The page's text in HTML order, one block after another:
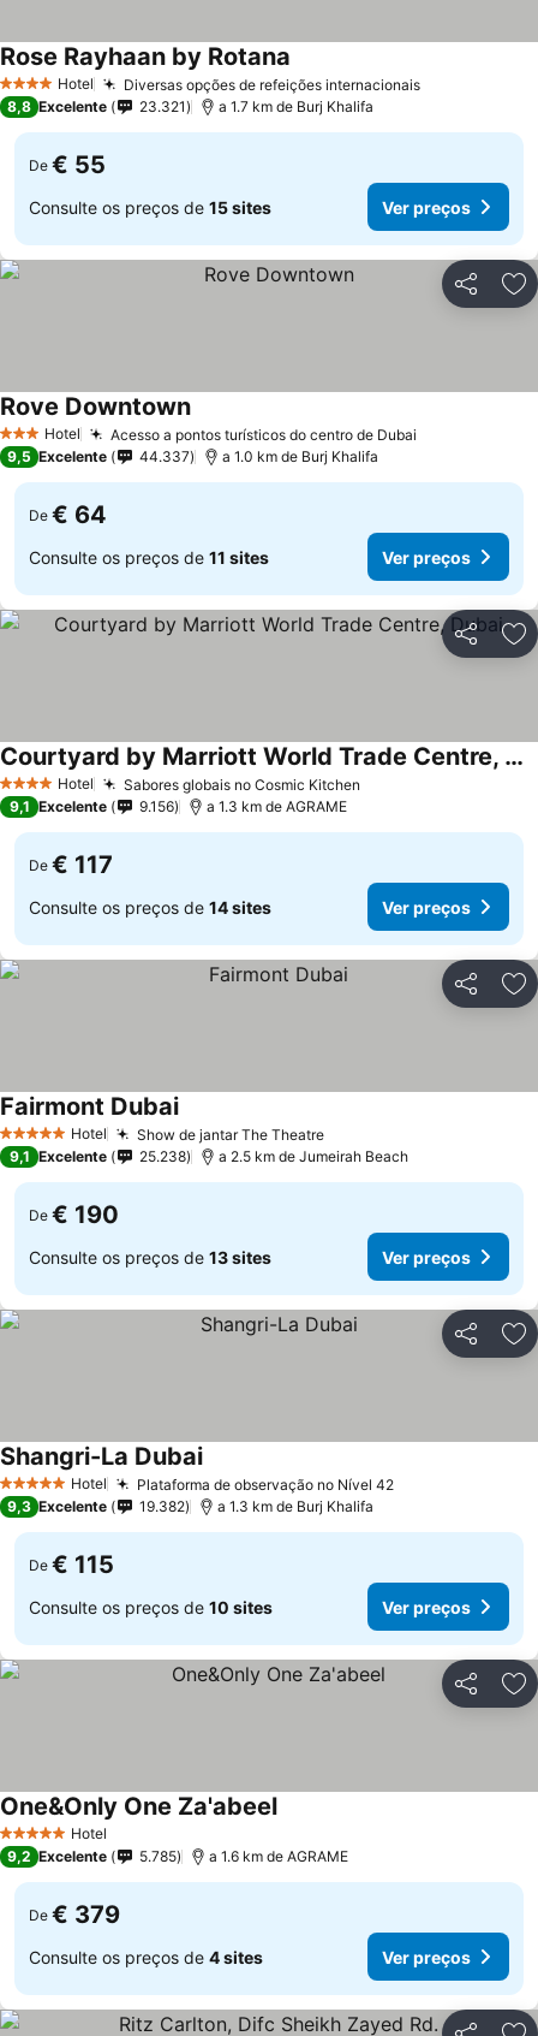
4 EstrelasHotel Diversas opções de refeições internacionaisVer preços
Rose Rayhaan by Rotana
8,8 Excelente 23.321 a 1.7 km de Burj Khalifa
De € 55
Consulte os preços de 15 sites Ver preços
Partilhar
3 EstrelasHotel Acesso a pontos turísticos do centro de Dubai
Rove DowntownVer preços
9,5 Excelente 44.337 a 1.0 km de Burj Khalifa
De € 64
Consulte os preços de 11 sites Ver preços
Partilhar
4 EstrelasHotel Sabores globais no Cosmic Kitchen
Courtyard by Marriott World Trade Centre, Dubai
Ver preços
9,1 Excelente 9.156 a 1.3 km de AGRAME
De € 117
Consulte os preços de 14 sites Ver preços
Partilhar
5 Estrelas Hotel Show de jantar The TheatreVer preços
Fairmont DubaiVer preços
9,1 Excelente 25.238 a 2.5 km de Jumeirah Beach
De € 190
Consulte os preços de 13 sites Ver preços
Partilhar
5 Estrelas Hotel Plataforma de observação no Nível 42Ver preços
Shangri-La DubaiVer preços
9,3 Excelente 19.382 a 1.3 km de Burj Khalifa
De € 115
Consulte os preços de 10 sites Ver preços
Partilhar
5 Estrelas Hotel
One&Only One Za'abeelVer preços
9,2 Excelente 5.785 a 1.6 km de AGRAME
De € 379
Consulte os preços de 4 sites Ver preços